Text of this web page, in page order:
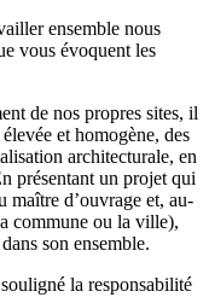
ensemble nous
vous évoquent les
de nos propres sites, il
et homogène, des
architecturale, en
présentant un projet qui
maître d’ouvrage et, au-
commune ou la ville),
son ensemble.
la responsabilité